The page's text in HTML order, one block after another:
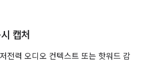
캡처
전력 오디오 컨텍스트 또는 핫워드 감